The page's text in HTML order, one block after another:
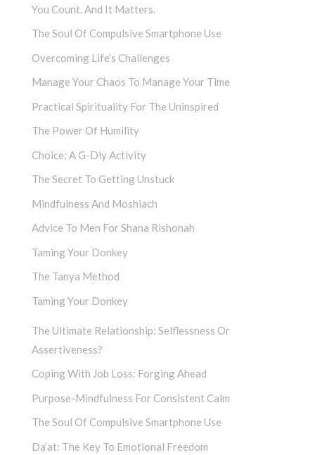
You Count. And It Matters.
The Soul Of Compulsive Smartphone Use
Overcoming Life’s Challenges
Manage Your Chaos To Manage Your Time
Practical Spirituality For The Uninspired
The Power Of Humility
Choice: A G-Dly Activity
The Secret To Getting Unstuck
Mindfulness And Moshiach
Advice To Men For Shana Rishonah
Taming Your Donkey
The Tanya Method
Taming Your Donkey
The Ultimate Relationship: Selflessness Or
Assertiveness?
Coping With Job Loss: Forging Ahead
Purpose-Mindfulness For Consistent Calm
The Soul Of Compulsive Smartphone Use
Da’at: The Key To Emotional Freedom